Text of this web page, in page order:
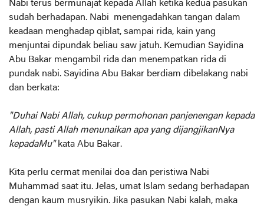
Nabi terus bermunajat kepada Allah ketika kedua pasukan
sudah berhadapan. Nabi menengadahkan tangan dalam
keadaan menghadap qiblat, sampai rida, kain yang
menjuntai dipundak beliau saw jatuh. Kemudian Sayidina
Abu Bakar mengambil rida dan menempatkan rida di
pundak nabi. Sayidina Abu Bakar berdiam dibelakang nabi
dan berkata:
"Duhai Nabi Allah, cukup permohonan panjenengan kepada
Allah, pasti Allah menunaikan apa yang dijangjikanNya
kepadaMu" kata Abu Bakar.
Kita perlu cermat menilai doa dan peristiwa Nabi
Muhammad saat itu. Jelas, umat Islam sedang berhadapan
dengan kaum musryikin. Jika pasukan Nabi kalah, maka